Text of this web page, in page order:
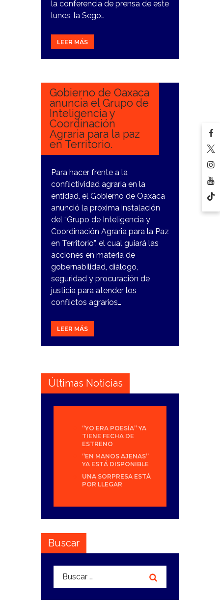
la conferencia de prensa de este
lunes, la Sego…
LEER MÁS
30
Gobierno de Oaxaca
anuncia el Grupo de
Inteligencia y
Coordinación
Agraria para la paz
en Territorio.
Para hacer frente a la
conflictividad agraria en la
entidad, el Gobierno de Oaxaca
anunció la próxima instalación
del “Grupo de Inteligencia y
Coordinación Agraria para la Paz
en Territorio”, el cual guiará las
acciones en materia de
gobernabilidad, diálogo,
seguridad y procuración de
justicia para atender los
conflictos agrarios…
LEER MÁS
Últimas Noticias
“YO ERA POESÍA” YA
TIENE FECHA DE
ESTRENO
“EN MANOS AJENAS”
YA ESTÁ DISPONIBLE
UNA SORPRESA ESTÁ
POR LLEGAR
Buscar
Buscar: